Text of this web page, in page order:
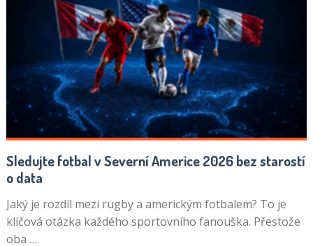
Sledujte fotbal v Severní Americe 2026 bez starostí
o data
Jaký je rozdíl mezi rugby a americkým fotbalem? To je
klíčová otázka každého sportovního fanouška. Přestože
oba …